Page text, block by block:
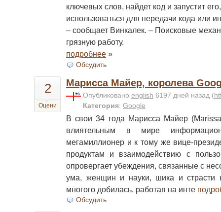
ключевых слов, найдет код и запустит
использоваться для передачи кода или
– сообщает Винкалек. – Поисковые
грязную работу.
подробнее »
Обсудить
2
Оцени
Марисса Майер, королева
Опубликовано english 6197 дней назад (
Категория: Google
В свои 34 года Марисса Майер
влиятельным в мире
мегамиллионер и к тому же вице-
продуктам и взаимодействию с
опровергает убеждения, связанные с
ума, женщин и науки, шика и страсти
многого добилась, работая на инте
Обсудить